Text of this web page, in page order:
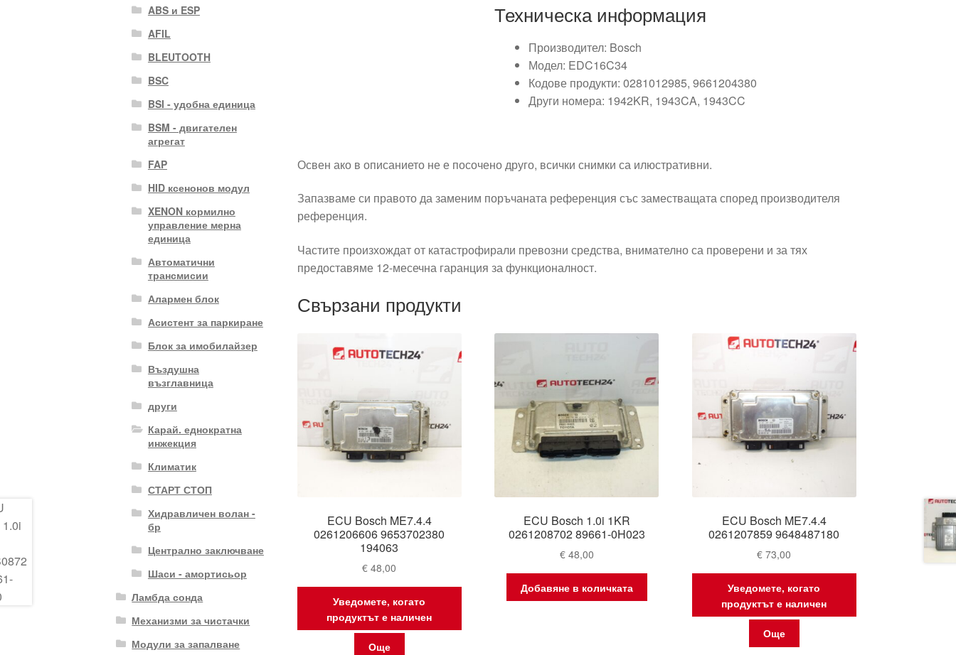
Техническа информация
Производител: Bosch
Модел: EDC16C34
Кодове продукти: 0281012985, 9661204380
Други номера: 1942KR, 1943CA, 1943CC
Освен ако в описанието не е посочено друго, всички снимки са илюстративни.
Запазваме си правото да заменим поръчаната референция със заместващата според производителя
референция.
Частите произхождат от катастрофирали превозни средства, внимателно са проверени и за тях
предоставяме 12-месечна гаранция за функционалност.
Свързани продукти
ECU Bosch ME7.4.4
0261206606 9653702380
194063
€ 48,00
Уведомете, когато
продуктът е наличен
Още
ECU Bosch 1.0i 1KR
0261208702 89661-0H023
€48,00
Добавяне в количката
ECU Bosch ME7.4.4
0261207859 9648487180
€ 73,00
Уведомете, когато
продуктът е наличен
Още
ABS и ESP
AFIL
BLEUTOOTH
BSC
BSI - удобна единица
BSM - двигателен
агрегат
FAP
HID ксенонов модул
XENON кормилно
управление мерна
единица
Автоматични
трансмисии
Алармен блок
Асистент за паркиране
Блок за имобилайзер
Въздушна
възглавница
други
Карай. еднократна
инжекция
Климатик
СТАРТ СТОП
Хидравличен волан -
бр
Централно заключване
Шаси - амортисьор
Ламбда сонда
Механизми за чистачки
Модули за запалване